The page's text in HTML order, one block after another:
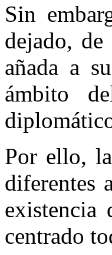
Sin
dejado,
añada a
ámbito
Por ello,
diferentes
existencia
centrado